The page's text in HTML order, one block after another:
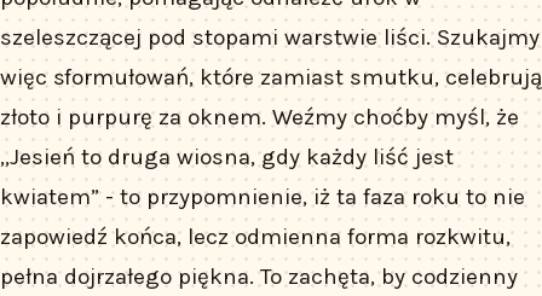
szeleszczącej pod stopami warstwie liści. Szukajmy
więc sformułowań, które zamiast smutku, celebrują
złoto i purpurę za oknem. Weźmy choćby myśl, że
„Jesień to druga wiosna, gdy każdy liść jest
kwiatem” - to przypomnienie, iż ta faza roku to nie
zapowiedź końca, lecz odmienna forma rozkwitu,
pełna dojrzałego piękna. To zachęta, by codzienny